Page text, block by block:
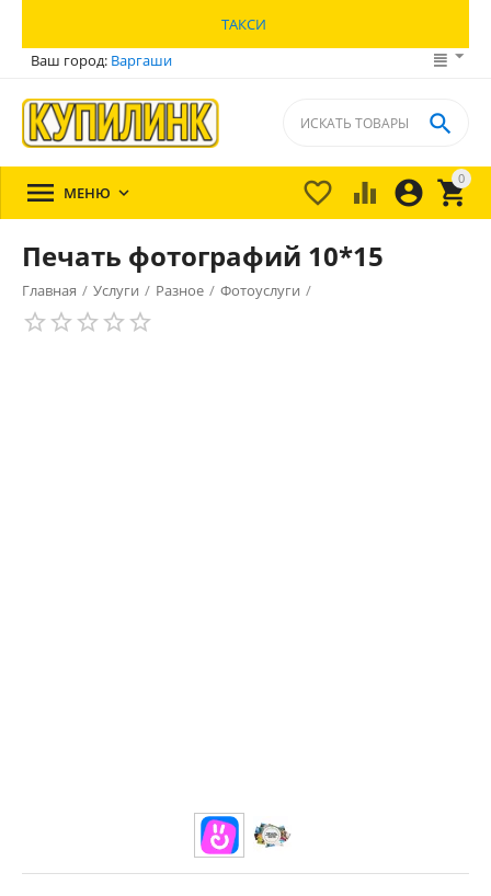
ТАКСИ
Ваш город: Варгаши
0


 

 МЕНЮ 
Печать фотографий 10*15
Главная / Услуги / Разное / Фотоуслуги /